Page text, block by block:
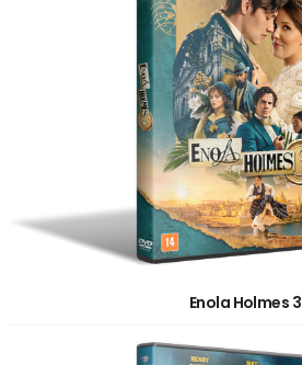
Enola Holmes 3